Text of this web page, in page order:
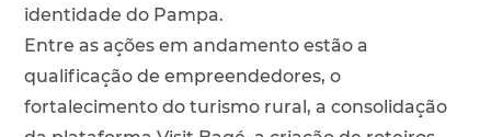
identidade do Pampa.
Entre as ações em andamento estão a
qualificação de empreendedores, o
fortalecimento do turismo rural, a consolidação